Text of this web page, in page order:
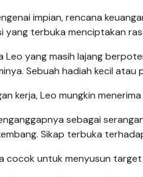
impian, rencana
yang terbuka menciptakan
Leo yang masih lajang
Sebuah hadiah kecil atau
kerja, Leo mungkin
sebagai
Sikap terbuka
cocok untuk menyusun